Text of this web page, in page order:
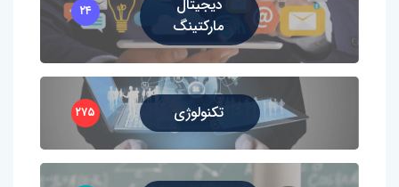
دیجیتال
مارکتینگ
۲۴
تکنولوژی ۲۷۵